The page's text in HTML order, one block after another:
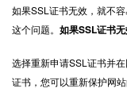
如果SSL证书无效，就不
这个问题。 如果SSL证书
选择重新申请SSL证书并
证书，您可以重新保护网